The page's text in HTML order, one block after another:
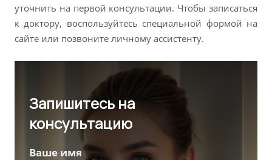
уточнить на первой консультации. Чтобы записаться
к доктору, воспользуйтесь специальной формой на
сайте или позвоните личному ассистенту.
Запишитесь на
консультацию
Ваше имя